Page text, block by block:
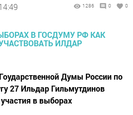
1286 0 0
Думы России по
27 Ильдар Гильмутдинов
в выборах